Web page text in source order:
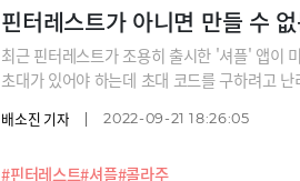
핀터레스트가 아니면 만들 수 없
#핀터레스트#셔플#콜라주
최근 핀터레스트가 조용히 출시한 '셔플' 앱이
초대가 있어야 하는데 초대 코드를 구하려고
대체 어떤 앱일까요?
배소진 기자 2022-09-21 18:26:05